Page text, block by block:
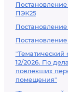
ПЭК25
12/2026. По
повлекших
помещения"